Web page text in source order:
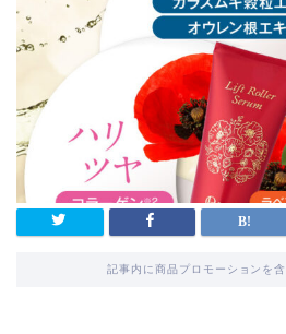
記事内に商品プロモーションを